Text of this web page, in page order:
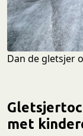
Dan de gletsjer
met